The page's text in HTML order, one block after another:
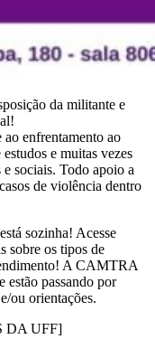
da militante e
ao enfrentamento ao
e muitas vezes
sociais. Todo apoio a
de violência dentro
sozinha! Acesse
sobre os tipos de
A CAMTRA
estão passando por
ou orientações.
DA UFF]